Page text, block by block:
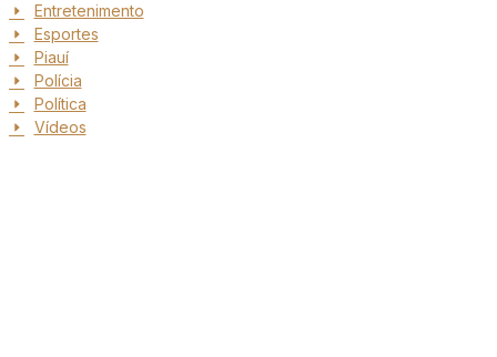
Entretenimento
Esportes
Piauí
Polícia
Política
Vídeos